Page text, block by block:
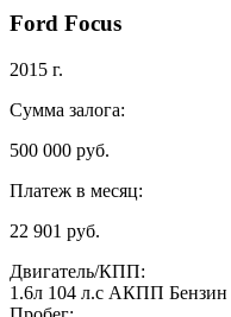
Ford Focus
2015 г.
Сумма залога:
500 000 руб.
Платеж в месяц:
22 901 руб.
Двигатель/КПП:
1.6л 104 л.с АКПП Бензин